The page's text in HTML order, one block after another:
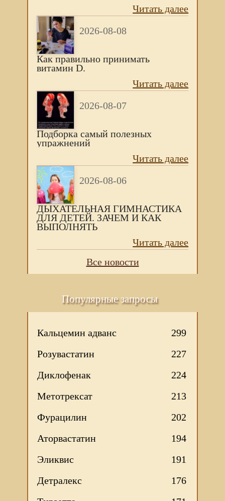
Читать далее
2026-08-08
Как правильно принимать
витамин D.
Читать далее
2026-08-07
Подборка самый полезных
упражнений
Читать далее
2026-08-06
ДЫХАТЕЛЬНАЯ ГИМНАСТИКА
ДЛЯ ДЕТЕЙ. ЗАЧЕМ И КАК
ВЫПОЛНЯТЬ
Читать далее
Все новости
Популярные запросы
Кальцемин адванс
299
Розувастатин
227
Диклофенак
224
Метотрексат
213
Фурацилин
202
Аторвастатин
194
Эликвис
191
Детралекс
176